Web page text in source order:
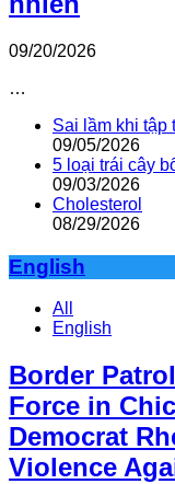
09/20/2026
…
Sai lầm khi tập
09/05/2026
5 loại trái cây
09/03/2026
Cholesterol
08/29/2026
English
All
English
Border
Force in
Democrat
Violence